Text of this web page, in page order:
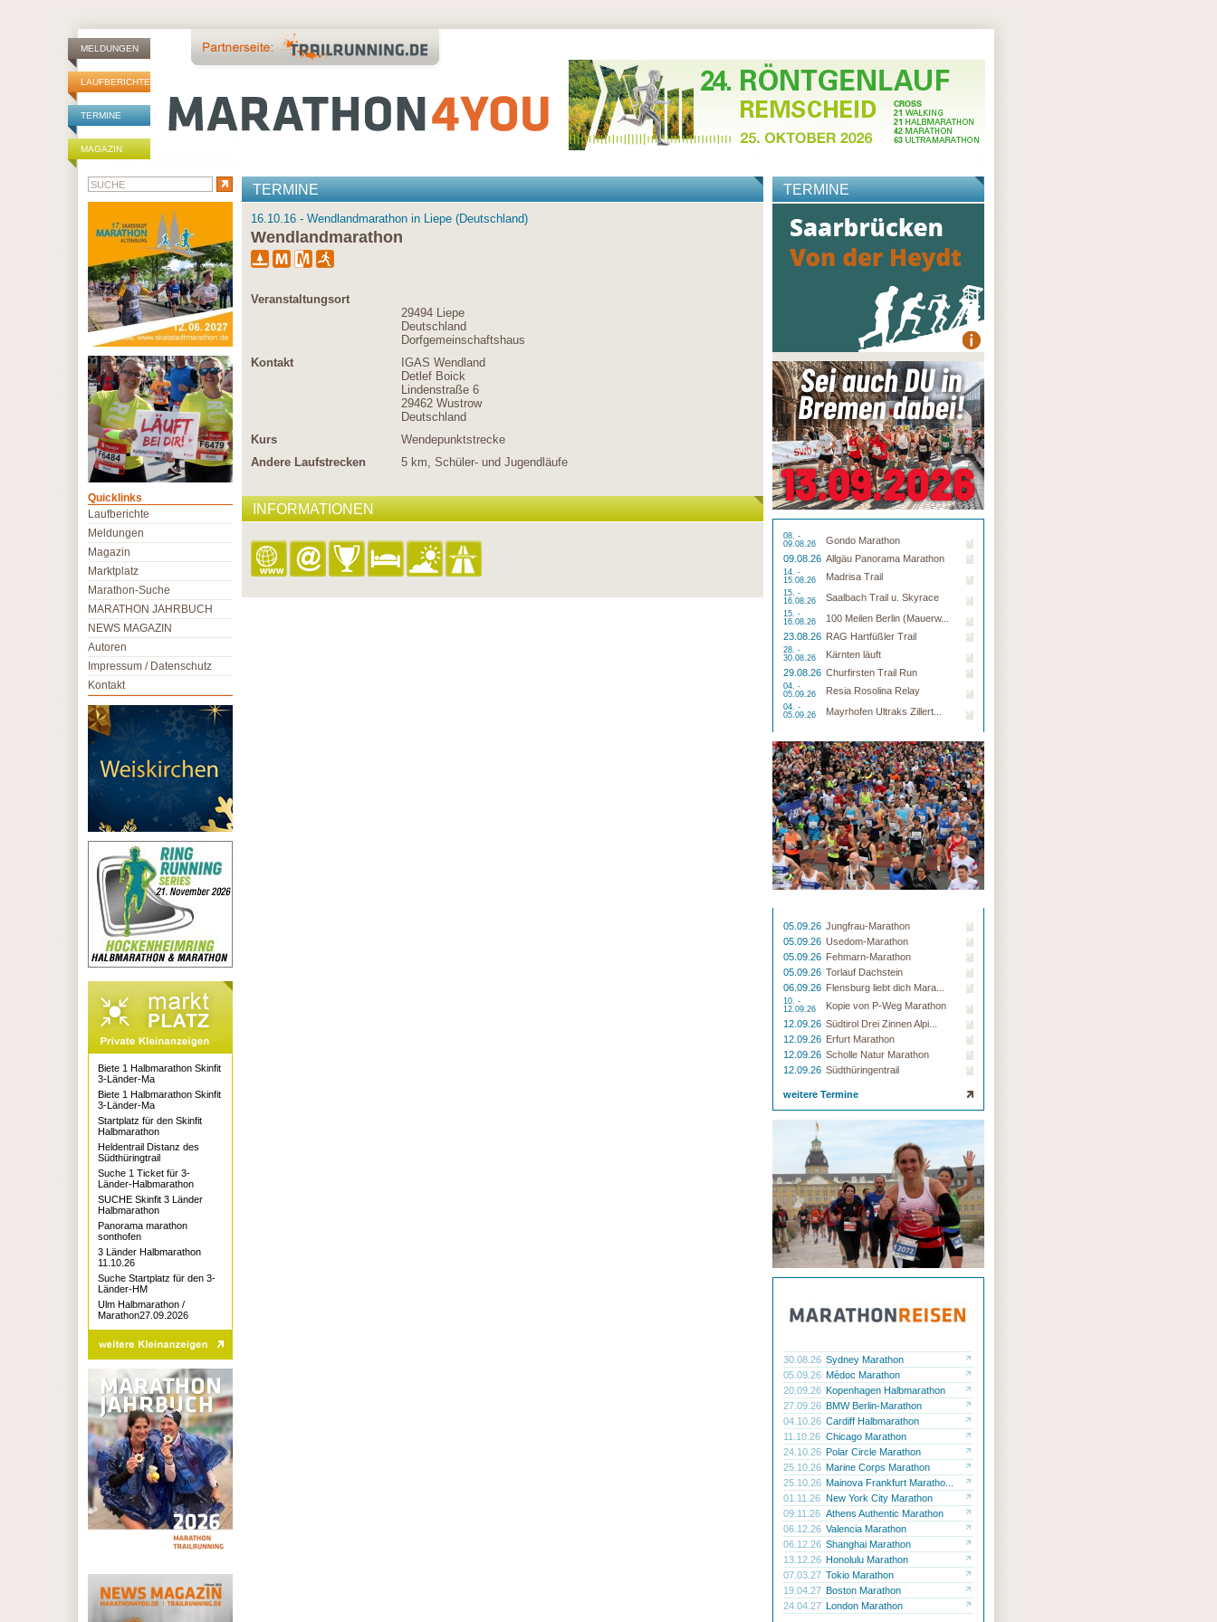
MELDUNGEN
LAUFBERICHTE
TERMINE
MAGAZIN
TERMINE
16.10.16 - Wendlandmarathon in Liepe (Deutschland)
Wendlandmarathon
Veranstaltungsort
29494 Liepe
Deutschland
Dorfgemeinschaftshaus
Kontakt
IGAS Wendland
Detlef Boick
Lindenstraße 6
29462 Wustrow
Deutschland
Kurs
Wendepunktstrecke
Andere Laufstrecken
5 km, Schüler- und Jugendläufe
INFORMATIONEN
TERMINE
08. -
09.08.26
Gondo Marathon
09.08.26 Allgäu Panorama Marathon
14. -
15.08.26
Madrisa Trail
15. -
16.08.26
Saalbach Trail u. Skyrace
15. -
16.08.26
100 Meilen Berlin (Mauerw...
23.08.26 RAG Hartfüßler Trail
28. -
30.08.26
Kärnten läuft
29.08.26 Churfirsten Trail Run
04. -
05.09.26
Resia Rosolina Relay
04. -
05.09.26
Mayrhofen Ultraks Zillert...
05.09.26 Jungfrau-Marathon
05.09.26 Usedom-Marathon
05.09.26 Fehmarn-Marathon
05.09.26 Torlauf Dachstein
06.09.26 Flensburg liebt dich Mara...
10. -
12.09.26
Kopie von P-Weg Marathon
12.09.26 Südtirol Drei Zinnen Alpi...
12.09.26 Erfurt Marathon
12.09.26 Scholle Natur Marathon
12.09.26 Südthüringentrail
weitere Termine
30.08.26 Sydney Marathon
05.09.26 Médoc Marathon
20.09.26 Kopenhagen Halbmarathon
27.09.26 BMW Berlin-Marathon
04.10.26 Cardiff Halbmarathon
11.10.26 Chicago Marathon
24.10.26 Polar Circle Marathon
25.10.26 Marine Corps Marathon
25.10.26 Mainova Frankfurt Maratho...
01.11.26 New York City Marathon
09.11.26 Athens Authentic Marathon
06.12.26 Valencia Marathon
06.12.26 Shanghai Marathon
13.12.26 Honolulu Marathon
07.03.27 Tokio Marathon
19.04.27 Boston Marathon
24.04.27 London Marathon
Quicklinks
Laufberichte
Meldungen
Magazin
Marktplatz
Marathon-Suche
MARATHON JAHRBUCH
NEWS MAGAZIN
Autoren
Impressum / Datenschutz
Kontakt
Biete 1 Halbmarathon Skinfit
3-Länder-Ma
Biete 1 Halbmarathon Skinfit
3-Länder-Ma
Startplatz für den Skinfit
Halbmarathon
Heldentrail Distanz des
Südthüringtrail
Suche 1 Ticket für 3-
Länder-Halbmarathon
SUCHE Skinfit 3 Länder
Halbmarathon
Panorama marathon
sonthofen
3 Länder Halbmarathon
11.10.26
Suche Startplatz für den 3-
Länder-HM
Ulm Halbmarathon /
Marathon27.09.2026